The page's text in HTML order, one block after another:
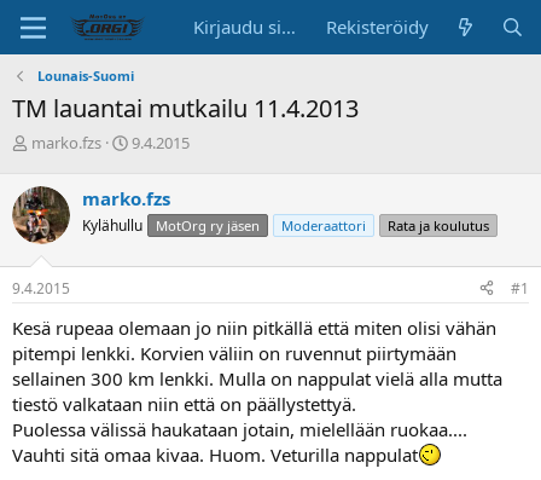
Kirjaudu sisään Rekisteröidy
Lounais-Suomi
TM lauantai mutkailu 11.4.2013
K
s
k
u
s
t
e
u
n
a
l
o
t
marko.fzs
A
i
t
s
i
v
ä
9.4.2015
marko.fzs
Kylähullu MotOrg ry jäsen Moderaattori Rata ja koulutus
9.4.2015 #1
Kesä rupeaa olemaan jo niin pitkällä että miten olisi vähän
pitempi lenkki. Korvien väliin on ruvennut piirtymään
sellainen 300 km lenkki. Mulla on nappulat vielä alla mutta
tiestö valkataan niin että on päällystettyä.
Puolessa välissä haukataan jotain, mielellään ruokaa....
Vauhti sitä omaa kivaa. Huom. Veturilla nappulat